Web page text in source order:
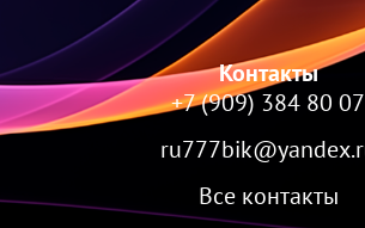
Контакты
+7 (909) 384 80 07
Все контакты